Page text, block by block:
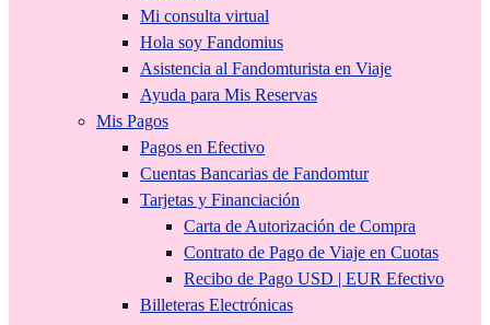
Mi consulta virtual
Hola soy Fandomius
Asistencia al Fandomturista en Viaje
Ayuda para Mis Reservas
Mis Pagos
Pagos en Efectivo
Cuentas Bancarias de Fandomtur
Tarjetas y Financiación
Carta de Autorización de Compra
Contrato de Pago de Viaje en Cuotas
Recibo de Pago USD | EUR Efectivo
Billeteras Electrónicas